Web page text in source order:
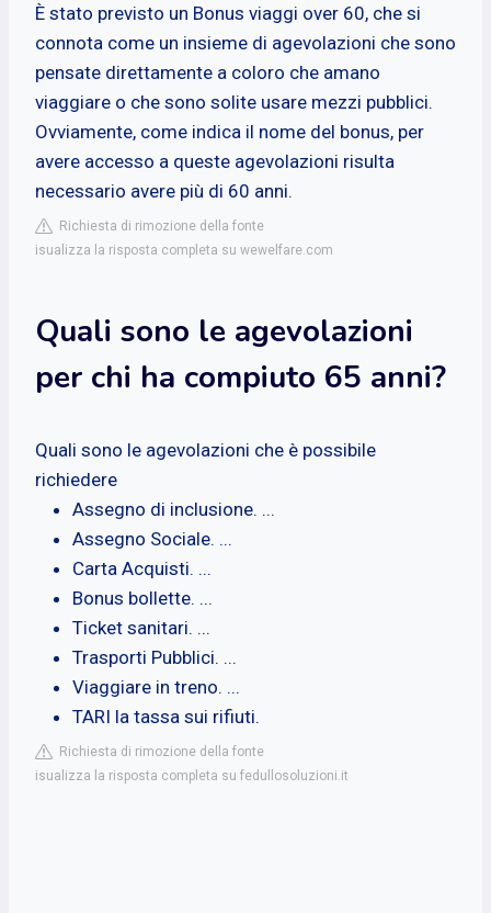
È stato previsto un Bonus viaggi over 60, che si
connota come un insieme di agevolazioni che sono
pensate direttamente a coloro che amano
viaggiare o che sono solite usare mezzi pubblici.
Ovviamente, come indica il nome del bonus, per
avere accesso a queste agevolazioni risulta
necessario avere più di 60 anni.
Richiesta di rimozione della fonte
isualizza la risposta completa su wewelfare.com
Quali sono le agevolazioni
per chi ha compiuto 65 anni?
Quali sono le agevolazioni che è possibile
richiedere
Assegno di inclusione. ...
Assegno Sociale. ...
Carta Acquisti. ...
Bonus bollette. ...
Ticket sanitari. ...
Trasporti Pubblici. ...
Viaggiare in treno. ...
TARI la tassa sui rifiuti.
Richiesta di rimozione della fonte
isualizza la risposta completa su fedullosoluzioni.it